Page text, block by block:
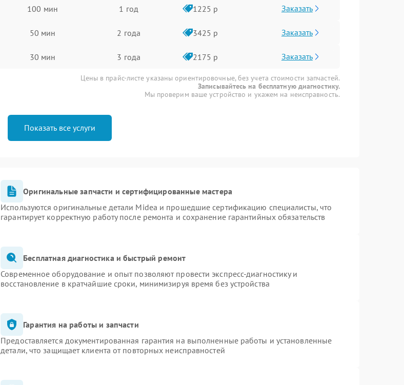
100 мин 1 год 1225 р Заказать
50 мин 2 года 3425 р Заказать
30 мин 3 года 2175 р Заказать
Цены в прайс-листе указаны ориентировочные, без учета стоимости запчастей.
Записывайтесь на бесплатную диагностику.
Мы проверим ваше устройство и укажем на неисправность.
Показать все услуги
Оригинальные запчасти и сертифицированные мастера
Используются оригинальные детали Midea и прошедшие сертификацию специалисты, что
гарантирует корректную работу после ремонта и сохранение гарантийных обязательств
Бесплатная диагностика и быстрый ремонт
Современное оборудование и опыт позволяют провести экспресс-диагностику и
восстановление в кратчайшие сроки, минимизируя время без устройства
Гарантия на работы и запчасти
Предоставляется документированная гарантия на выполненные работы и установленные
детали, что защищает клиента от повторных неисправностей